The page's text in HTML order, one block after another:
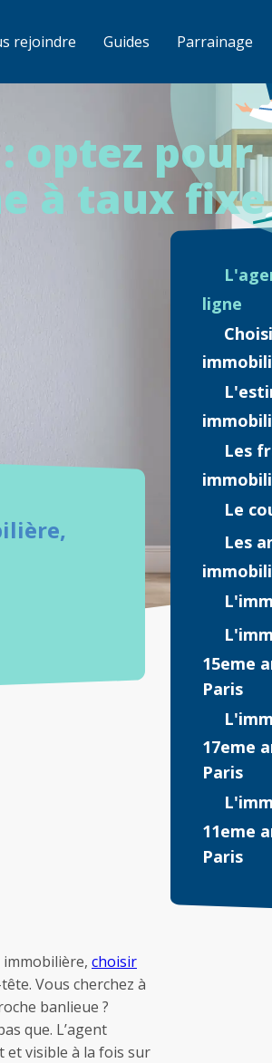
rejoindre Guides Parrainage
optez pour
à taux fixe
ligne
Les
Le
Les
15eme
Paris
17eme
Paris
11eme
Paris
choisir
Vous cherchez à
banlieue ?
que. L’agent
et visible à la fois sur